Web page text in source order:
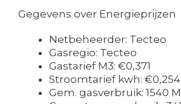
Gegevens over Energieprijzen
Netbeheerder: Tecteo
Gasregio: Tecteo
Gastarief M3: €0,371
Stroomtarief kwh: €0,254
Gem. gasverbruik: 1540